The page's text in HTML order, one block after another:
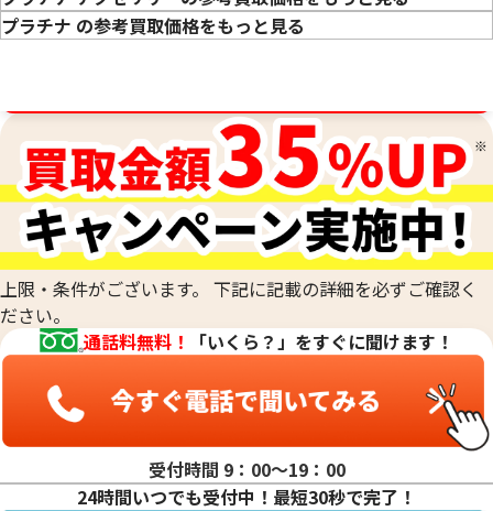
グまとめ
50.0g
参考買取価格
760,400円
52.7g
参考買取価格
697,800円
プラチナ の参考買取価格をもっと見る
上限・条件がございます。 下記に記載の詳細を必ずご確認く
ださい。
通話料無料！
「いくら？」をすぐに聞けます！
受付時間 9：00〜19：00
24時間いつでも受付中！最短30秒で完了！